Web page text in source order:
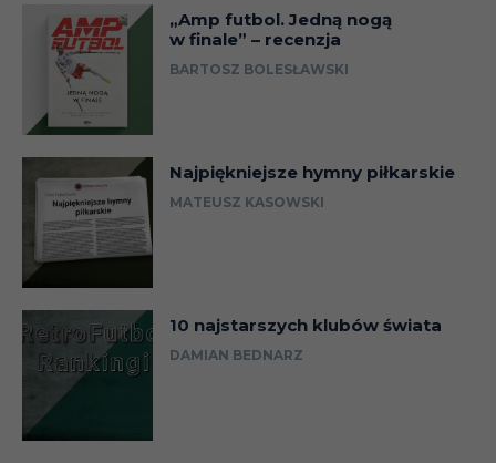
„Amp futbol. Jedną nogą
w finale” – recenzja
BARTOSZ BOLESŁAWSKI
Najpiękniejsze hymny piłkarskie
MATEUSZ KASOWSKI
10 najstarszych klubów świata
DAMIAN BEDNARZ